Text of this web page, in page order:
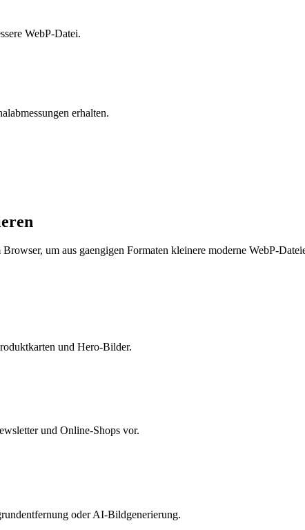
WebP-Datei.
erhalten.
um aus gaengigen Formaten kleinere moderne WebP-
und Hero-Bilder.
und Online-Shops vor.
oder AI-Bildgenerierung.